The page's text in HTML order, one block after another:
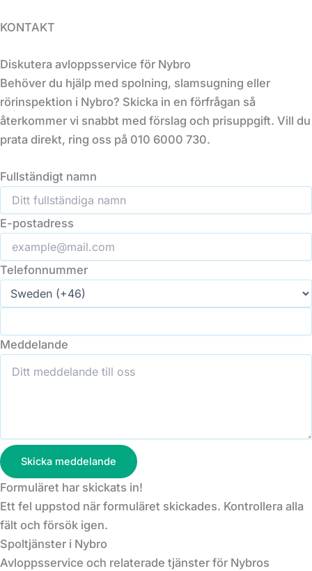
KONTAKT
Diskutera avloppsservice för Nybro
Behöver du hjälp med spolning, slamsugning eller
rörinspektion i Nybro? Skicka in en förfrågan så
återkommer vi snabbt med förslag och prisuppgift. Vill du
prata direkt, ring oss på 010 6000 730.
Fullständigt namn
E-postadress
Telefonnummer
Meddelande
Skicka meddelande
Formuläret har skickats in!
Ett fel uppstod när formuläret skickades. Kontrollera alla
fält och försök igen.
Spoltjänster i Nybro
Avloppsservice och relaterade tjänster för Nybros